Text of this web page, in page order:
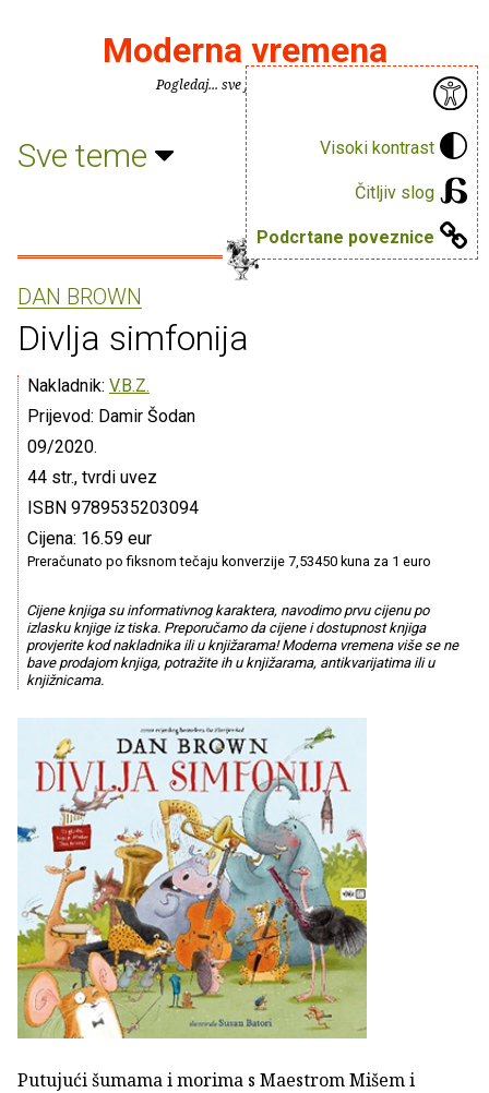
Visoki kontrast
Čitljiv slog
Podcrtane poveznice
Moderna vremena
Pogledaj... sve je puno knjiga.
Sve teme
DAN BROWN
Divlja simfonija
Nakladnik: V.B.Z.
Prijevod: Damir Šodan
09/2020.
44 str., tvrdi uvez
ISBN 9789535203094
Cijena: 16.59 eur
Preračunato po fiksnom tečaju konverzije 7,53450 kuna za 1 euro
Cijene knjiga su informativnog karaktera, navodimo prvu cijenu po
izlasku knjige iz tiska. Preporučamo da cijene i dostupnost knjiga
provjerite kod nakladnika ili u knjižarama! Moderna vremena više se ne
bave prodajom knjiga, potražite ih u knjižarama, antikvarijatima ili u
knjižnicama.
Putujući šumama i morima s Maestrom Mišem i